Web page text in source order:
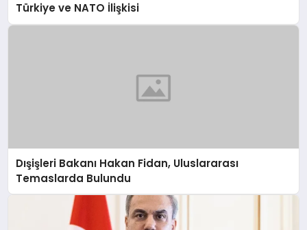
Türkiye ve NATO İlişkisi
Dışişleri Bakanı Hakan Fidan, Uluslararası
Temaslarda Bulundu